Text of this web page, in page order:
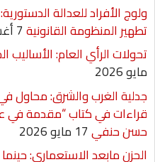
ولوج الأفراد للعدالة
تطهير المنظومة القانونية7 أغسطس 2026
تحولات الرأي العام: الأساليب
مايو 2026
جدلية الغرب والشرق: محاول في
قراءات في كتاب “مقدمة في
حسن حنفي17 مايو 2026
الحزن مابعد الاستعماري: